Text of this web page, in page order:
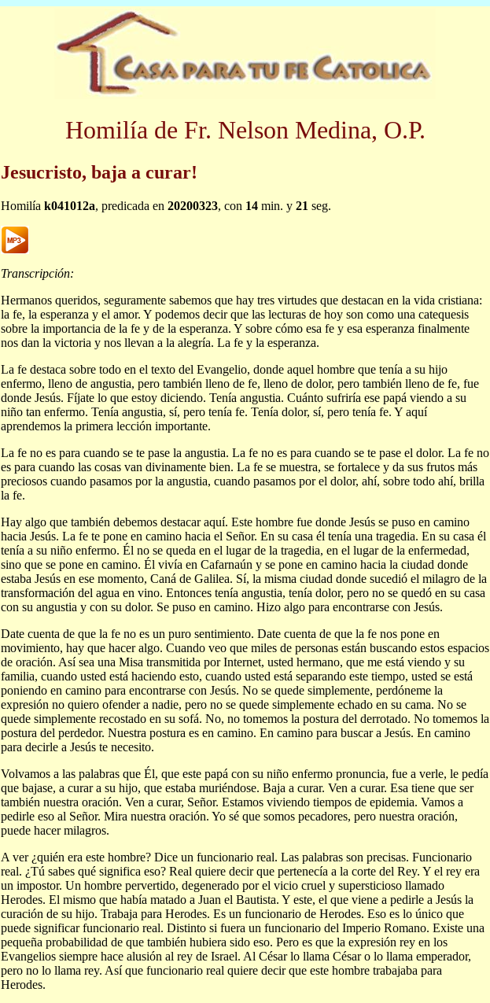
Homilía de Fr. Nelson Medina, O.P.
Jesucristo, baja a curar!
Homilía k041012a, predicada en 20200323, con 14 min. y 21 seg.
Transcripción:
Hermanos queridos, seguramente sabemos que hay tres virtudes que destacan en la vida cristiana:
la fe, la esperanza y el amor. Y podemos decir que las lecturas de hoy son como una catequesis
sobre la importancia de la fe y de la esperanza. Y sobre cómo esa fe y esa esperanza finalmente
nos dan la victoria y nos llevan a la alegría. La fe y la esperanza.
La fe destaca sobre todo en el texto del Evangelio, donde aquel hombre que tenía a su hijo
enfermo, lleno de angustia, pero también lleno de fe, lleno de dolor, pero también lleno de fe, fue
donde Jesús. Fíjate lo que estoy diciendo. Tenía angustia. Cuánto sufriría ese papá viendo a su
niño tan enfermo. Tenía angustia, sí, pero tenía fe. Tenía dolor, sí, pero tenía fe. Y aquí
aprendemos la primera lección importante.
La fe no es para cuando se te pase la angustia. La fe no es para cuando se te pase el dolor. La fe no
es para cuando las cosas van divinamente bien. La fe se muestra, se fortalece y da sus frutos más
preciosos cuando pasamos por la angustia, cuando pasamos por el dolor, ahí, sobre todo ahí, brilla
la fe.
Hay algo que también debemos destacar aquí. Este hombre fue donde Jesús se puso en camino
hacia Jesús. La fe te pone en camino hacia el Señor. En su casa él tenía una tragedia. En su casa él
tenía a su niño enfermo. Él no se queda en el lugar de la tragedia, en el lugar de la enfermedad,
sino que se pone en camino. Él vivía en Cafarnaún y se pone en camino hacia la ciudad donde
estaba Jesús en ese momento, Caná de Galilea. Sí, la misma ciudad donde sucedió el milagro de la
transformación del agua en vino. Entonces tenía angustia, tenía dolor, pero no se quedó en su casa
con su angustia y con su dolor. Se puso en camino. Hizo algo para encontrarse con Jesús.
Date cuenta de que la fe no es un puro sentimiento. Date cuenta de que la fe nos pone en
movimiento, hay que hacer algo. Cuando veo que miles de personas están buscando estos espacios
de oración. Así sea una Misa transmitida por Internet, usted hermano, que me está viendo y su
familia, cuando usted está haciendo esto, cuando usted está separando este tiempo, usted se está
poniendo en camino para encontrarse con Jesús. No se quede simplemente, perdóneme la
expresión no quiero ofender a nadie, pero no se quede simplemente echado en su cama. No se
quede simplemente recostado en su sofá. No, no tomemos la postura del derrotado. No tomemos la
postura del perdedor. Nuestra postura es en camino. En camino para buscar a Jesús. En camino
para decirle a Jesús te necesito.
Volvamos a las palabras que Él, que este papá con su niño enfermo pronuncia, fue a verle, le pedía
que bajase, a curar a su hijo, que estaba muriéndose. Baja a curar. Ven a curar. Esa tiene que ser
también nuestra oración. Ven a curar, Señor. Estamos viviendo tiempos de epidemia. Vamos a
pedirle eso al Señor. Mira nuestra oración. Yo sé que somos pecadores, pero nuestra oración,
puede hacer milagros.
A ver ¿quién era este hombre? Dice un funcionario real. Las palabras son precisas. Funcionario
real. ¿Tú sabes qué significa eso? Real quiere decir que pertenecía a la corte del Rey. Y el rey era
un impostor. Un hombre pervertido, degenerado por el vicio cruel y supersticioso llamado
Herodes. El mismo que había matado a Juan el Bautista. Y este, el que viene a pedirle a Jesús la
curación de su hijo. Trabaja para Herodes. Es un funcionario de Herodes. Eso es lo único que
puede significar funcionario real. Distinto si fuera un funcionario del Imperio Romano. Existe una
pequeña probabilidad de que también hubiera sido eso. Pero es que la expresión rey en los
Evangelios siempre hace alusión al rey de Israel. Al César lo llama César o lo llama emperador,
pero no lo llama rey. Así que funcionario real quiere decir que este hombre trabajaba para
Herodes.